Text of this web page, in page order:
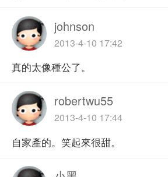
johnson
2013-4-10 17:42
真的太像種公了。
robertwu55
2013-4-10 17:44
自家產的。笑起來很甜。